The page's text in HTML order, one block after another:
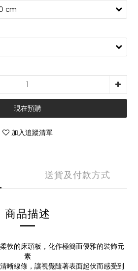
現在預購
加入追蹤清單
送貨及付款方式
商品描述
軟的床頭板，化作極簡而優雅的裝飾元
素
晰線條，讓視覺隨著表面起伏而感受到